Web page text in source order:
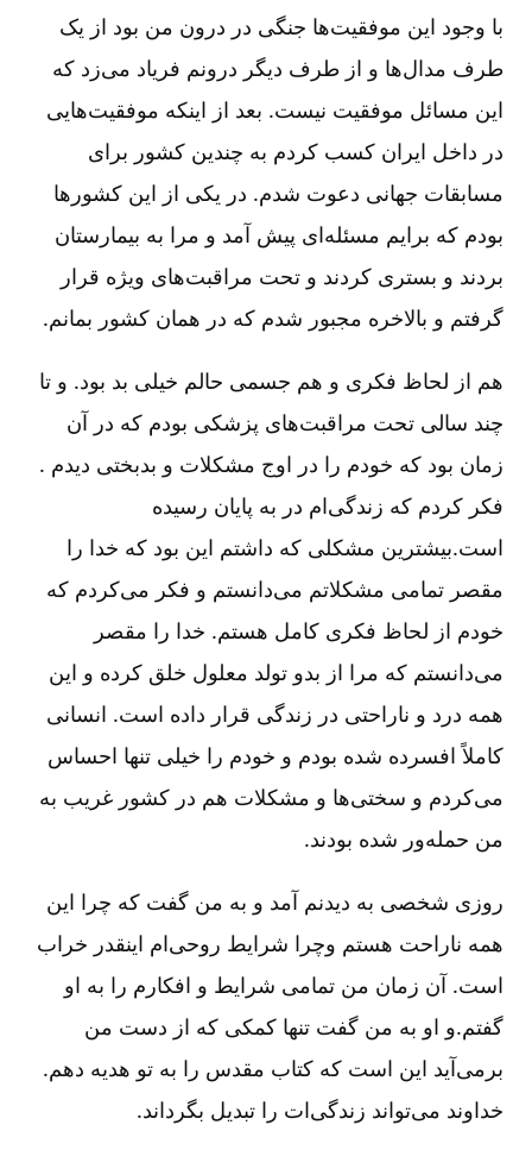
با وجود این موفقیت‌ها جنگی در درون من بود از یک
طرف مدال‌ها و از طرف دیگر درونم فریاد می‌زد که
این مسائل موفقیت نیست. بعد از اینکه موفقیت‌هایی
در داخل ایران کسب کردم به چندین کشور برای
مسابقات جهانی دعوت شدم. در یکی از این کشور‌ها
بودم که برایم مسئله‌ای پیش آمد و مرا به بیمارستان
بردند و بستری کردند و تحت مراقبت‌های ویژه قرار
گرفتم و بالاخره مجبور شدم که در همان کشور بمانم.
هم از لحاظ فکری و هم جسمی حالم خیلی بد بود. و تا
چند سالی تحت مراقبت‌های پزشکی بودم که در آن
زمان بود که خودم را در اوج مشکلات و بدبختی دیدم .
فکر کردم که زندگی‌ام در به پایان رسیده
است.بیشترین مشکلی که داشتم این بود که خدا را
مقصر تمامی مشکلاتم می‌دانستم و فکر می‌کردم که
خودم از لحاظ فکری کامل هستم. خدا را مقصر
می‌دانستم که مرا از بدو تولد معلول خلق کرده و این
همه درد و ناراحتی در زندگی قرار داده است. انسانی
کاملاً افسرده‌ شده بودم و خودم را خیلی تنها احساس
می‌کردم و سختی‌ها و مشکلات هم در کشور غریب به
من حمله‌ور شده بودند.
روزی شخصی به دیدنم آمد و به من گفت که چرا این
همه ناراحت هستم وچرا شرایط روحی‌ام اینقدر خراب
است. آن زمان من تمامی شرایط و افکارم را به او
گفتم.و او به من گفت تنها کمکی که از دست من
برمی‌آید این است که کتاب مقدس را به تو هدیه دهم.
خداوند می‌تواند زندگی‌ات را تبدیل بگرداند.